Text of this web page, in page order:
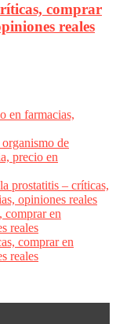
comprar
reales
en farmacias,
de
precio en
prostatitis – críticas,
opiniones reales
comprar en
reales
comprar en
reales